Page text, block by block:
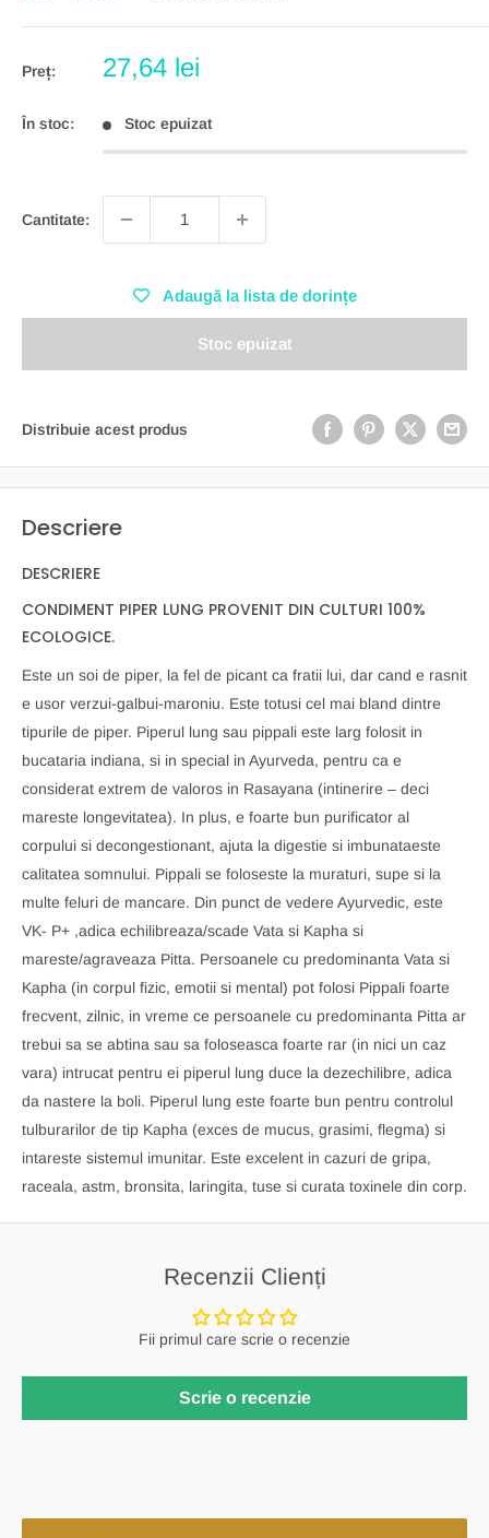
Preț:
Preț
27,64 lei
În stoc: Stoc epuizat
Cantitate:
Adaugă la lista de dorințe
Stoc epuizat
Distribuie acest produs
Descriere
DESCRIERE
CONDIMENT PIPER LUNG PROVENIT DIN CULTURI 100%
ECOLOGICE.
Este un soi de piper, la fel de picant ca fratii lui, dar cand e rasnit
e usor verzui-galbui-maroniu. Este totusi cel mai bland dintre
tipurile de piper. Piperul lung sau pippali este larg folosit in
bucataria indiana, si in special in Ayurveda, pentru ca e
considerat extrem de valoros in Rasayana (intinerire – deci
mareste longevitatea). In plus, e foarte bun purificator al
corpului si decongestionant, ajuta la digestie si imbunataeste
calitatea somnului. Pippali se foloseste la muraturi, supe si la
multe feluri de mancare. Din punct de vedere Ayurvedic, este
VK- P+ ,adica echilibreaza/scade Vata si Kapha si
mareste/agraveaza Pitta. Persoanele cu predominanta Vata si
Kapha (in corpul fizic, emotii si mental) pot folosi Pippali foarte
frecvent, zilnic, in vreme ce persoanele cu predominanta Pitta ar
trebui sa se abtina sau sa foloseasca foarte rar (in nici un caz
vara) intrucat pentru ei piperul lung duce la dezechilibre, adica
da nastere la boli. Piperul lung este foarte bun pentru controlul
tulburarilor de tip Kapha (exces de mucus, grasimi, flegma) si
intareste sistemul imunitar. Este excelent in cazuri de gripa,
raceala, astm, bronsita, laringita, tuse si curata toxinele din corp.
Recenzii Clienți
Fii primul care scrie o recenzie
Scrie o recenzie